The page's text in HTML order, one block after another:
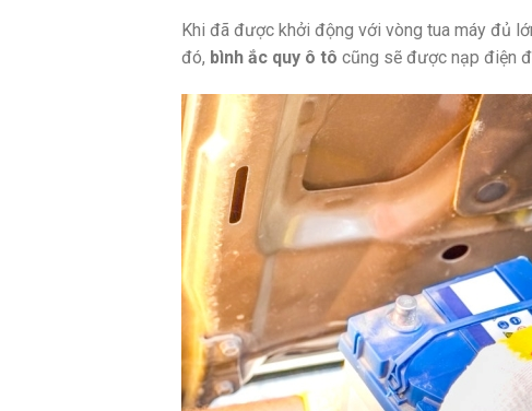
Khi đã được khởi động với vòng tua máy đủ
đó, bình ắc quy ô tô cũng sẽ được nạp điện